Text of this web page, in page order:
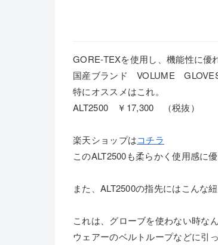
GORE-TEXを使用し、機能性に優
国産ブランド VOLUME GLOVES
特にオススメはこれ。
ALT2500 ￥17,300 （税抜）
楽天ショップはコチラ
このALT2500も柔らかく使用感に
また、ALT2500の指先にはこんな
これは、グローブを使わない時な
ウェアーのベルトループなどに引っ